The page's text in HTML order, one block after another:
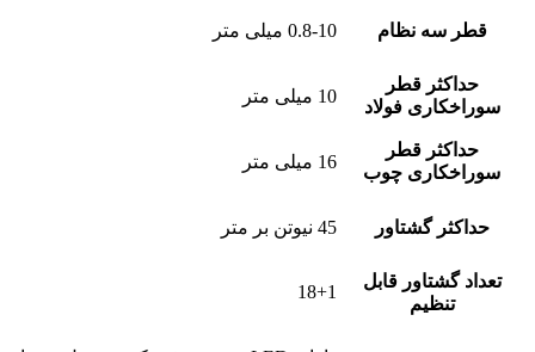
قطر سه نظام 0.8-10 میلی متر
حداکثر قطر
سوراخکاری فولاد
10 میلی متر
حداکثر قطر
سوراخکاری چوب
16 میلی متر
حداکثر گشتاور 45 نیوتن بر متر
تعداد گشتاور قابل
تنظیم
18+1